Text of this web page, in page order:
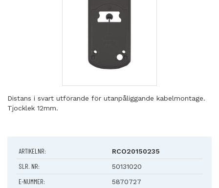
Distans i svart utförande för utanpåliggande kabelmontage.
Tjocklek 12mm.
ARTIKELNR: RCO20150235
SLR. NR: 50131020
E-NUMMER: 5870727